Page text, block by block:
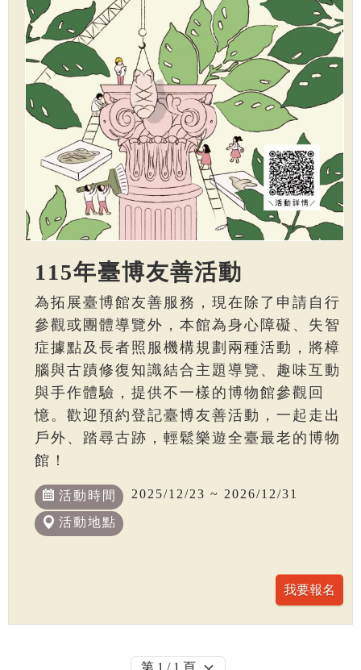
115年臺博友善活動
為拓展臺博館友善服務，現在除了申請自行
參觀或團體導覽外，本館為身心障礙、失智
症據點及長者照服機構規劃兩種活動，將樟
腦與古蹟修復知識結合主題導覽、趣味互動
與手作體驗，提供不一樣的博物館參觀回
憶。歡迎預約登記臺博友善活動，一起走出
戶外、踏尋古跡，輕鬆樂遊全臺最老的博物
館！
活動時間 2025/12/23 ~ 2026/12/31
活動地點